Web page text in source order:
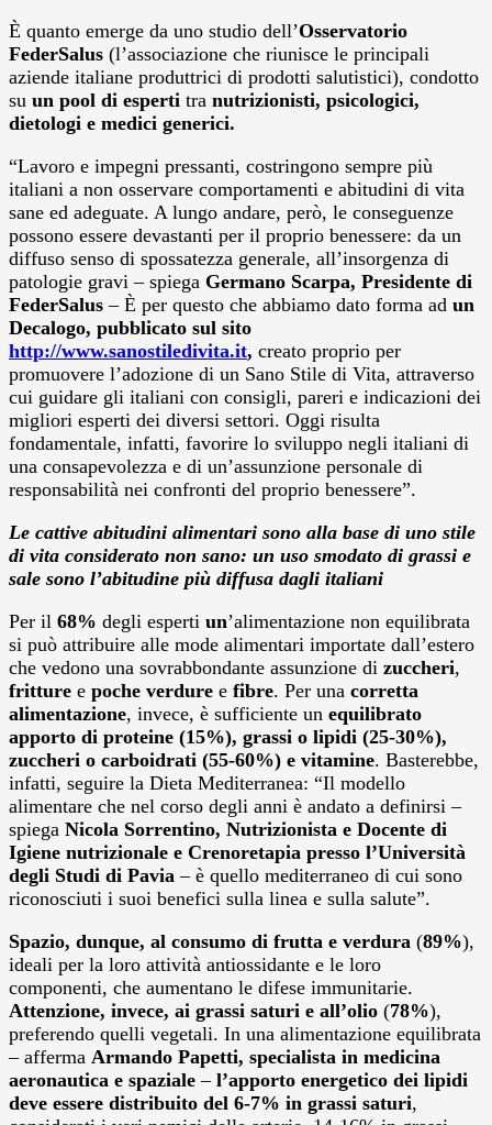
È quanto emerge da uno studio dell’Osservatorio
FederSalus (l’associazione che riunisce le principali
aziende italiane produttrici di prodotti salutistici), condotto
su un pool di esperti tra nutrizionisti, psicologici,
dietologi e medici generici.
“Lavoro e impegni pressanti, costringono sempre più
italiani a non osservare comportamenti e abitudini di vita
sane ed adeguate. A lungo andare, però, le conseguenze
possono essere devastanti per il proprio benessere: da un
diffuso senso di spossatezza generale, all’insorgenza di
patologie gravi – spiega Germano Scarpa, Presidente di
FederSalus – È per questo che abbiamo dato forma ad un
Decalogo, pubblicato sul sito
http://www.sanostiledivita.it, creato proprio per
promuovere l’adozione di un Sano Stile di Vita, attraverso
cui guidare gli italiani con consigli, pareri e indicazioni dei
migliori esperti dei diversi settori. Oggi risulta
fondamentale, infatti, favorire lo sviluppo negli italiani di
una consapevolezza e di un’assunzione personale di
responsabilità nei confronti del proprio benessere”.
Le cattive abitudini alimentari sono alla base di uno stile
di vita considerato non sano: un uso smodato di grassi e
sale sono l’abitudine più diffusa dagli italiani
Per il 68% degli esperti un’alimentazione non equilibrata
si può attribuire alle mode alimentari importate dall’estero
che vedono una sovrabbondante assunzione di zuccheri,
fritture e poche verdure e fibre. Per una corretta
alimentazione, invece, è sufficiente un equilibrato
apporto di proteine (15%), grassi o lipidi (25-30%),
zuccheri o carboidrati (55-60%) e vitamine. Basterebbe,
infatti, seguire la Dieta Mediterranea: “Il modello
alimentare che nel corso degli anni è andato a definirsi –
spiega Nicola Sorrentino, Nutrizionista e Docente di
Igiene nutrizionale e Crenoretapia presso l’Università
degli Studi di Pavia – è quello mediterraneo di cui sono
riconosciuti i suoi benefici sulla linea e sulla salute”.
Spazio, dunque, al consumo di frutta e verdura (89%),
ideali per la loro attività antiossidante e le loro
componenti, che aumentano le difese immunitarie.
Attenzione, invece, ai grassi saturi e all’olio (78%),
preferendo quelli vegetali. In una alimentazione equilibrata
– afferma Armando Papetti, specialista in medicina
aeronautica e spaziale – l’apporto energetico dei lipidi
deve essere distribuito del 6-7% in grassi saturi,